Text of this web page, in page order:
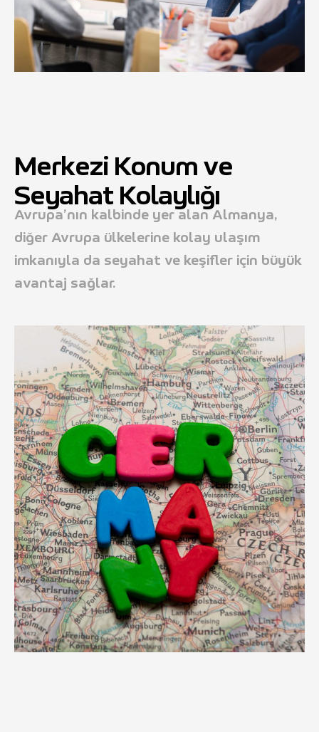
Merkezi Konum ve
Seyahat Kolaylığı
Avrupa’nın kalbinde yer alan Almanya,
diğer Avrupa ülkelerine kolay ulaşım
imkanıyla da seyahat ve keşifler için büyük
avantaj sağlar.